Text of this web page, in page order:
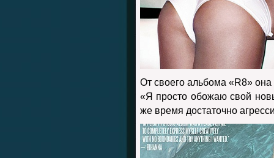
От своего альбома «R8»
«Я просто обожаю свой
же время достаточно